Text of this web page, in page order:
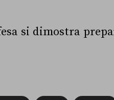
si dimostra